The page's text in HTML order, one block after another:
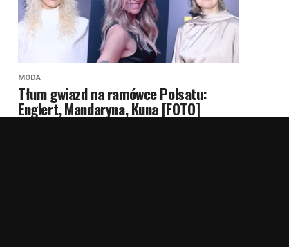
MODA
Tłum gwiazd na ramówce Polsatu:
Englert, Mandaryna, Kuna [FOTO]